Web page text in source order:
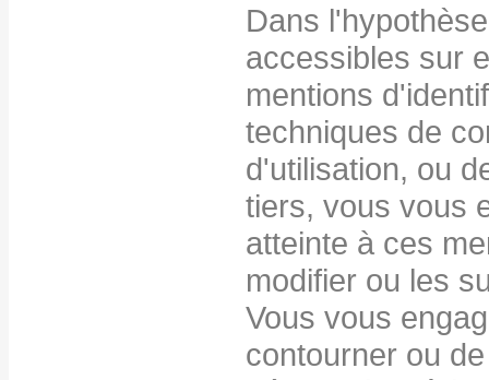
Dans
accessibles sur
mentions
techniques de
d'utilisation, ou
tiers, vous vous
atteinte à ces
modifier ou les
Vous vous
contourner ou